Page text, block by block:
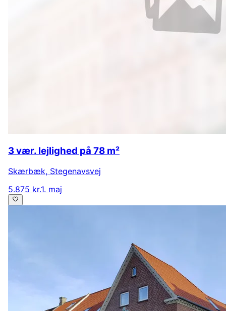
3 vær. lejlighed på 78 m²
Skærbæk, Stegenavsvej
5.875 kr.1. maj